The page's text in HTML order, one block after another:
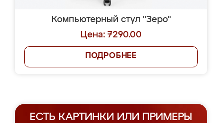
Компьютерный стул "Зеро"
Цена: 7290.00
ПОДРОБНЕЕ
ЕСТЬ КАРТИНКИ ИЛИ ПРИМЕРЫ